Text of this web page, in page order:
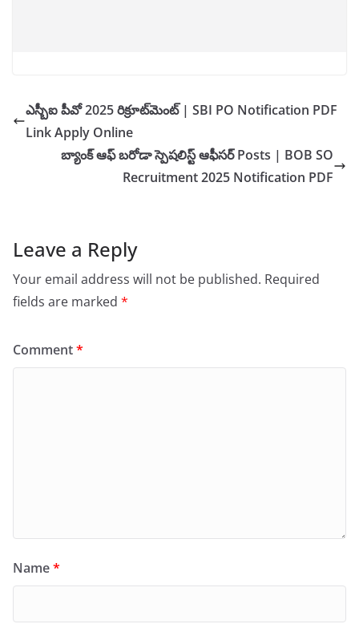
ఎస్బీఐ పీవో 2025 రిక్రూట్‌మెంట్ | SBI PO Notification PDF
Link Apply Online
బ్యాంక్ ఆఫ్ బరోడా స్పెషలిస్ట్ ఆఫీసర్ Posts | BOB SO
Recruitment 2025 Notification PDF
Leave a Reply
Your email address will not be published. Required
fields are marked *
Comment*
Name*